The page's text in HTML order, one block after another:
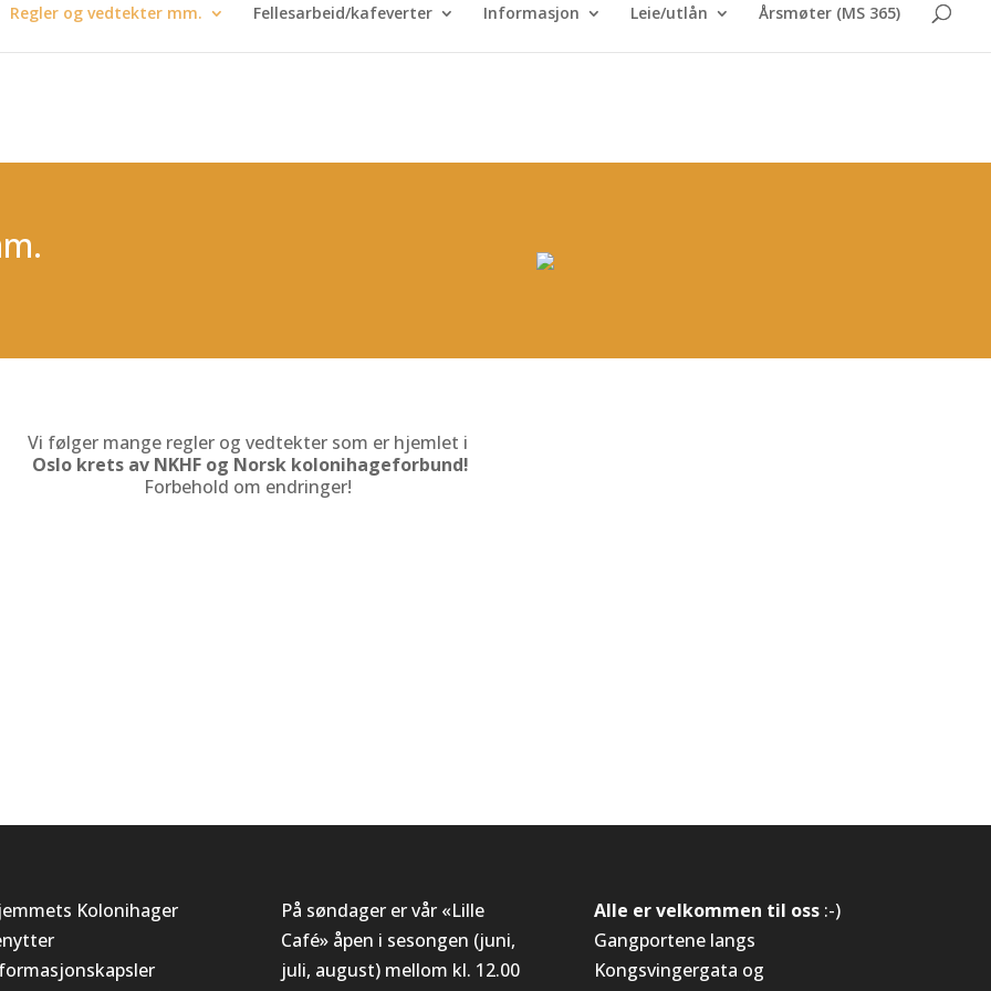
Regler og vedtekter mm. Fellesarbeid/kafeverter Informasjon Leie/utlån Årsmøter (MS 365)
Vi følger mange regler og vedtekter som er hjemlet i
Oslo krets av NKHF og Norsk kolonihageforbund!
Forbehold om endringer!
Kolonihager
På søndager er vår «Lille
Café» åpen i sesongen (juni,
juli, august) mellom kl. 12.00
Alle er velkommen til oss :-)
Gangportene langs
Kongsvingergata og